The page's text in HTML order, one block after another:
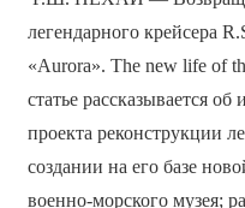
легендарного крейсера
«Aurora». The new life of
статье рассказывается
проекта реконструкции
создании на его базе
военно-морского музея;